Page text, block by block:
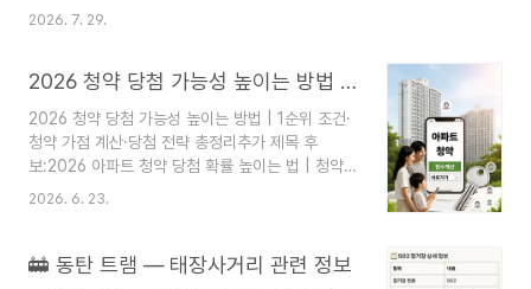
도세 비과세 전략까지 한눈에 정리했습니다. 5월 9일 양도세 중과 유
업자 등록하기 →임대사업자 등록하기-> 절세 혜택 확인하기 →절세
혜택 확인하기 가산세 조회하기 →✅ 임대사업자등록 핵심 요약등록
기한: 임대 개시일로부터 20일 이내미등록 가산세: 수입금액의 0.2%
부과등록 시 건보료 최대 80% 감면 가능 📌 임대사업자 등록 말소 대
응 매뉴얼 — 자동말소 ..
2026. 7. 29.
2026 청약 당첨 가능성 높이는 방법 | 1순위 조건부터 가점 계산까지 완벽 정리
2026 청약 당첨 가능성 높이는 방법 | 1순위 조건·
청약 가점 계산·당첨 전략 총정리추가 제목 후
보:2026 아파트 청약 당첨 확률 높이는 법 | 청약 1
순위 조건부터 가점 올리는 방법청약 당첨되고 싶다
을 높이는 현실적인 청약 준비 방법 2026년 아파트
2026. 6. 23.
🚋 동탄 트램 — 태장사거리 관련 정보